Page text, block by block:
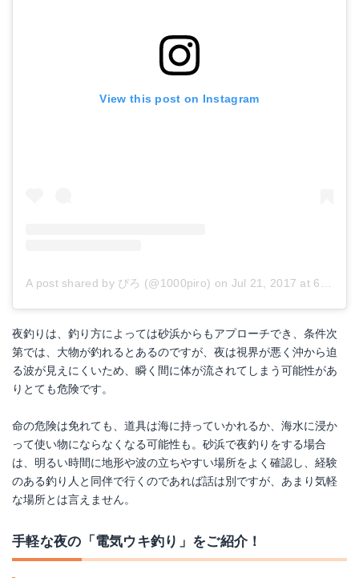
View this post on Instagram
A post shared by ぴろ (@1000piro) on Jul 21, 2017 at 6:32am PDT
夜釣りは、釣り方によっては砂浜からもアプローチでき、条件次
第では、大物が釣れるとあるのですが、夜は視界が悪く沖から迫
る波が見えにくいため、瞬く間に体が流されてしまう可能性があ
りとても危険です。
命の危険は免れても、道具は海に持っていかれるか、海水に浸か
って使い物にならなくなる可能性も。砂浜で夜釣りをする場合
は、明るい時間に地形や波の立ちやすい場所をよく確認し、経験
のある釣り人と同伴で行くのであれば話は別ですが、あまり気軽
な場所とは言えません。
手軽な夜の「電気ウキ釣り」をご紹介！